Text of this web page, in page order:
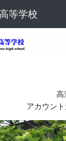
等学校
高
アカウン